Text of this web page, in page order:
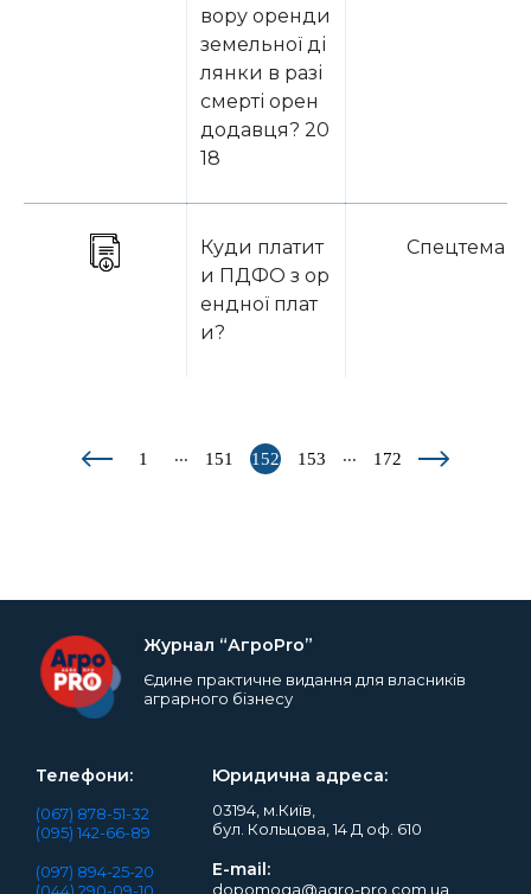
вору оренди
земельної ді
лянки в разі
смерті орен
додавця? 20
18
Куди платит
и ПДФО з ор
ендної плат
и?
Спецтема
1 ... 151 152 153 ... 172
Журнал “АгроPro”
Єдине практичне видання для власників
аграрного бізнесу
Юридична адреса:
03194, м.Київ,
бул. Кольцова, 14 Д оф. 610
Телефони:
(067) 878-51-32
(095) 142-66-89
(097) 894-25-20
E-mail:
dopomoga@agro-pro.com.ua